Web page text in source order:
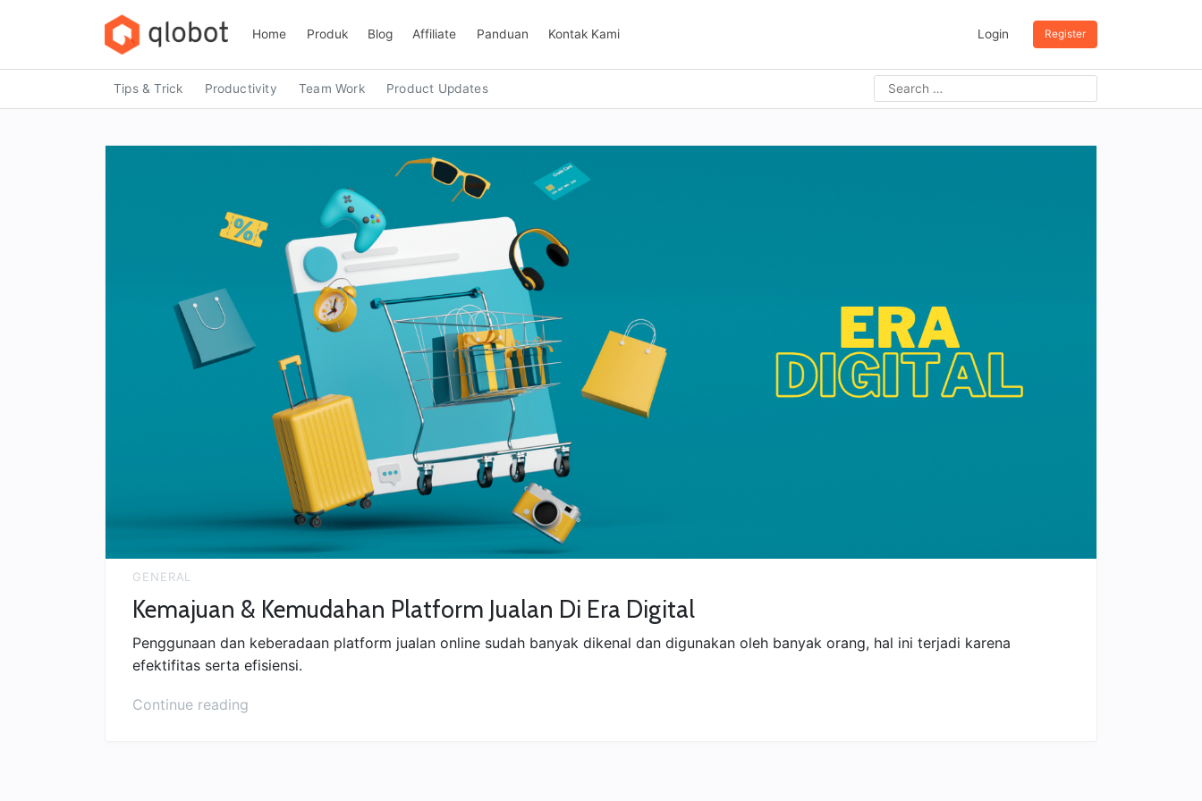
Home Produk Blog Affiliate Panduan Kontak Kami Login Register
Tips & Trick Productivity Team Work Product Updates
Search
for:
GENERAL
Kemajuan & Kemudahan Platform Jualan Di Era Digital
Penggunaan dan keberadaan platform jualan online sudah banyak dikenal dan digunakan oleh banyak orang, hal ini terjadi karena
efektifitas serta efisiensi.
Continue reading